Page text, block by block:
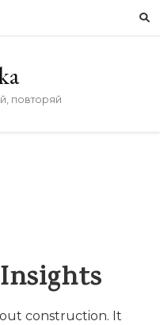
повторяй
construction. It